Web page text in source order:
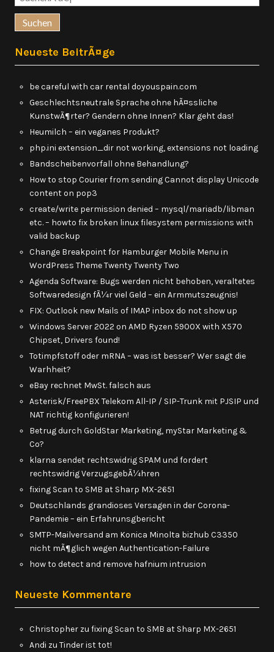
nach:
Neueste BeitrÃ¤ge
be careful with car rental doyouspain.com
Geschlechtsneutrale Sprache ohne hÃ¤ssliche
KunstwÃ¶rter? Gendern ohne Innen? Klar geht das!
Heumilch – ein veganes Produkt?
php.ini extension_dir not working, extensions not loading
Bandscheibenvorfall ohne Behandlung?
How to stop Courier from sending Cannot display Unicode
content on pop3
create/write permission denied – mysql/mariadb/libman
etc. – howto fix broken linux filesystem permissions with
valid backup
Change Breakpoint for Hamburger Mobile Menu in
WordPress Theme Twenty Twenty Two
Agenda Software: Bugs werden nicht behoben, veraltetes
Softwaredesign fÃ¼r viel Geld – ein Armmutszeugnis!
FIX: Outlook new Mails of IMAP inbox do not show up
Windows Server 2022 on AMD Ryzen 5900X with X570
Chipset, Drivers found!
Totimpfstoff oder mRNA – was ist besser? Wer sagt die
Warhheit?
eBay rechnet MwSt. falsch aus
Asterisk/FreePBX Telekom All-IP / SIP-Trunk mit PJSIP und
NAT richtig konfigurieren!
Betrug durch GoldStar Marketing, myStar Marketing &
Co?
klarna sendet rechtswidrig SPAM und fordert
rechtswidrig VerzugsgebÃ¼hren
fixing Scan to SMB at Sharp MX-2651
Deutschlands grandioses Versagen in der Corona-
Pandemie – ein Erfahrunsgbericht
SMTP-Mailversand am Konica Minolta bizhub C3350
nicht mÃ¶glich wegen Authentication-Failure
how to detect and remove hafnium intrusion
Neueste Kommentare
Christopher zu fixing Scan to SMB at Sharp MX-2651
Andi zu Tinder ist tot!